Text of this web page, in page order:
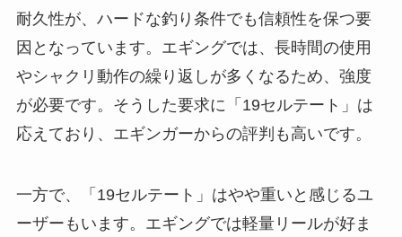
耐久性が、ハードな釣り条件でも信頼性を保つ要
因となっています。エギングでは、長時間の使用
やシャクリ動作の繰り返しが多くなるため、強度
が必要です。そうした要求に「19セルテート」は
応えており、エギンガーからの評判も高いです。
一方で、「19セルテート」はやや重いと感じるユ
ーザーもいます。エギングでは軽量リールが好ま